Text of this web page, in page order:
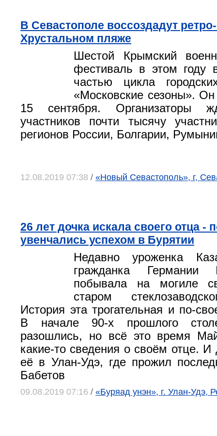
В Севастополе воссоздадут
Хрустальном пляже
Шестой Крымский
фестиваль в этом году
частью цикла
«Московские сезоны».
15 сентября. Организаторы
участников почти тысячу
регионов России, Болгарии,
12.08.2019 07:38 / «Новый Севастополь», г,
26 лет дочка искала своего отца -
увенчались успехом в Бурятии
Недавно уроженка
гражданка
побывала на могиле
старом
История эта трогательная и по-
В начале 90-х прошлого
разошлись, но всё это время
какие-то сведения о своём отце. И
её в Улан-Удэ, где прожил
Бабетов
09.08.2019 07:16 / «Буряад унэн», г. Улан-Удэ,